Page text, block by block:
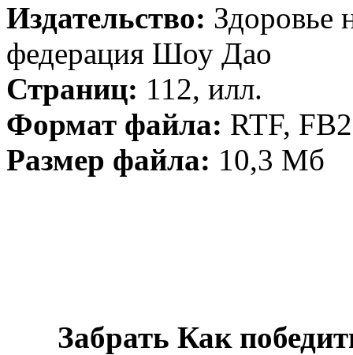
Издательство: Здоровье
федерация Шоу Дао
Страниц: 112, илл.
Формат файла: RTF, FB2
Размер файла: 10,3 Мб
Забрать Как